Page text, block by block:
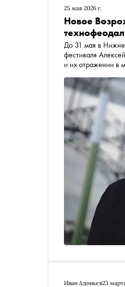
25 мая 2026 г.
Новое
До 31 мая в
фестиваля
и их отражении в
Иван Адоньев23